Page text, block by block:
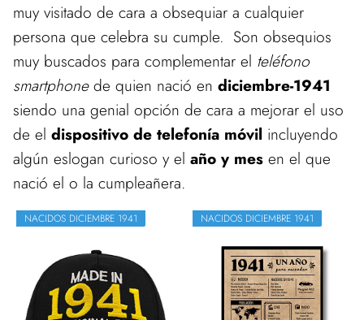
muy visitado de cara a obsequiar a cualquier
persona que celebra su cumple. Son obsequios
muy buscados para complementar el teléfono
smartphonede quien nació en diciembre-1941
siendo una genial opción de cara a mejorar el uso
de el dispositivo de telefonía móvil incluyendo
algún eslogan curioso y el año y mes en el que
nació el o la cumpleañera.
NACIDOS DICIEMBRE 1941 NACIDOS DICIEMBRE 1941